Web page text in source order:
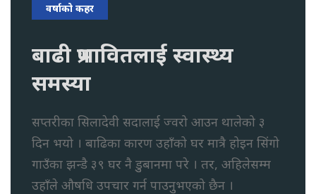
वर्षाको कहर
बाढी प्रभावितलाई स्वास्थ्य
समस्या
सप्तरीका सिलादेवी सदालाई ज्वरो आउन थालेको ३
दिन भयो । बाढिका कारण उहाँको घर मात्रै होइन सिंगो
गाउँका झन्डै ३९ घर नै डुुबानमा परे । तर, अहिलेसम्म
उहाँले औषधि उपचार गर्न पाउनुुभएको छैन ।